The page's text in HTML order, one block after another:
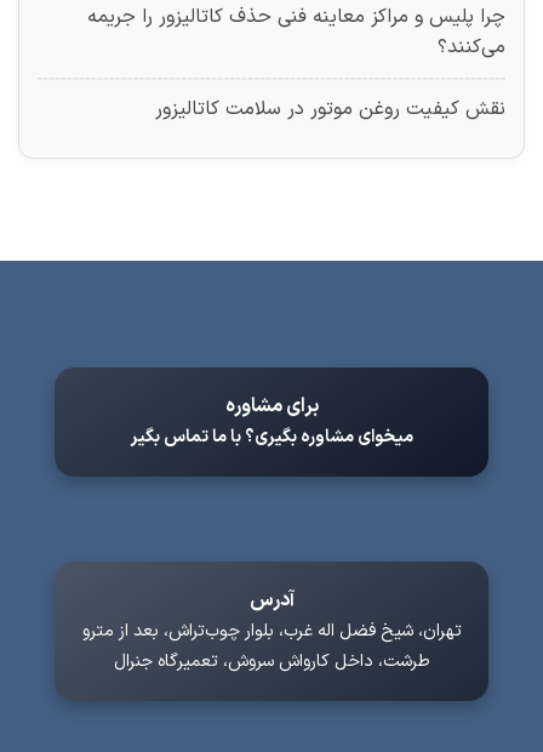
چرا پلیس و مراکز معاینه فنی حذف کاتالیزور را جریمه
می‌کنند؟
نقش کیفیت روغن موتور در سلامت کاتالیزور
برای مشاوره
میخوای مشاوره بگیری؟ با ما تماس بگیر
آدرس
تهران، شیخ فضل اله غرب، بلوار چوب‌تراش، بعد از مترو
طرشت، داخل کارواش سروش، تعمیرگاه جنرال